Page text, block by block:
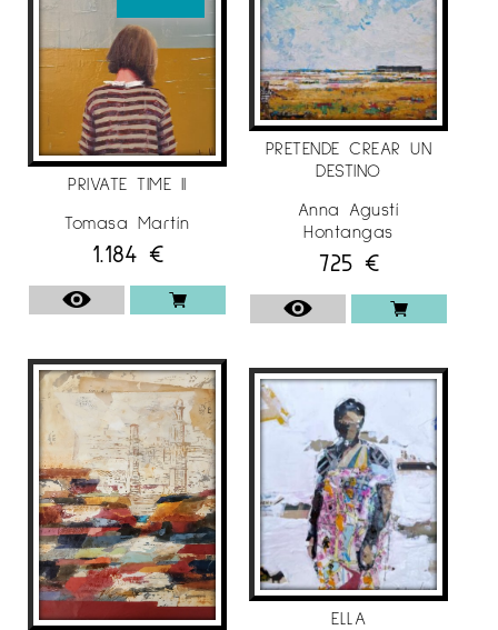
PRIVATE TIME II
Tomasa Martín
1.184 €
PRETENDE CREAR UN
DESTINO
Anna Agustí
Hontangas
725 €
ELLA